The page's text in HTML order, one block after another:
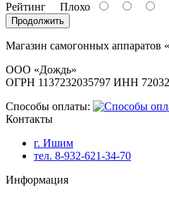
Рейтинг Плохо
Продолжить
Магазин самогонных аппаратов
ООО «Дождь»
ОГРН 1137232035797 ИНН
Способы оплаты:
Контакты
г. Ишим
тел. 8-932-621-34-70
Информация